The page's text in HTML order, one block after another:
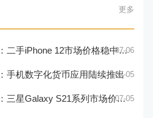
更多
手iPhone 12市场价格稳中有升07-06
手机数字化货币应用陆续推出07-05
Galaxy S21系列市场价格持续下跌07-05